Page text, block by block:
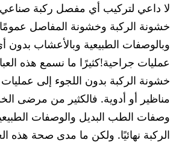
لا داعي لتركيب أي مفصل ركبة
خشونة الركبة وخشونة المفاصل
وبالوصفات الطبيعية وبالأعشاب بدون
عمليات جراحية!كثيرًا ما نسمع هذه
خشونة الركبة بدون اللجوء إلى
مناظير أو أدوية. فالكثير من مرضى
وصفات الطب البديل والوصفات
الركبة نهائيًا. ولكن ما مدى صحة هذه